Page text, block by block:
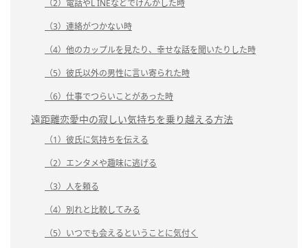
（2）電話やL INEなどでけんかした時
（3）連絡がつかない時
（4）他のカップルを見たり、幸せな話を聞いたりした時
（5）彼氏以外の男性に言い寄られた時
（6）仕事でつらいことがあった時
遠距離恋愛中の寂しい気持ちを乗り越える方法
（1）彼氏に気持ちを伝える
（2）エンタメや趣味に逃げる
（3）人を頼る
（4）別れと比較してみる
（5）いつでも会えるということに気付く